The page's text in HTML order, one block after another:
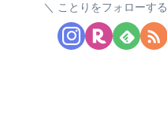
ことりをフォローする